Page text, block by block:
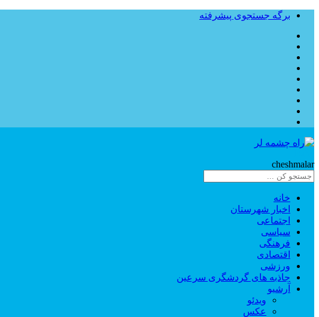
برگه جستجوی پیشرفته
cheshmalar
خانه
اخبار شهرستان
اجتماعی
سیاسی
فرهنگی
اقتصادی
ورزشی
جاذبه های گردشگری سرعین
آرشیو
ویدئو
عکس